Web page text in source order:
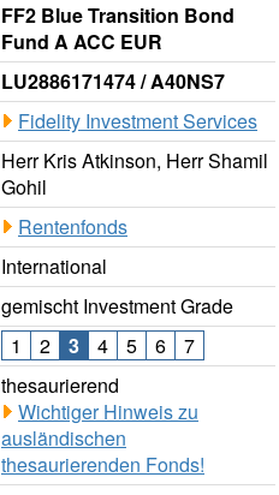
FF2 Blue Transition Bond
Fund A ACC EUR
LU2886171474 / A40NS7
Fidelity Investment Services
Herr Kris Atkinson, Herr Shamil
Gohil
Rentenfonds
International
gemischt Investment Grade
1 2 3 4 5 6
7
thesaurierend
Wichtiger Hinweis zu
ausländischen
thesaurierenden Fonds!